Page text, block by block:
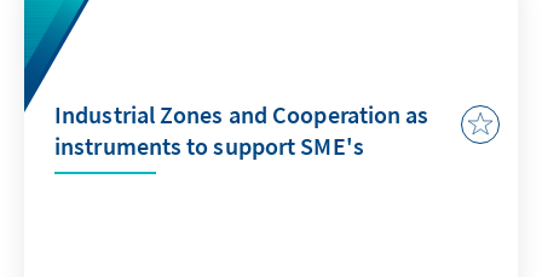
Industrial Zones and Cooperation as
instruments to support SME's